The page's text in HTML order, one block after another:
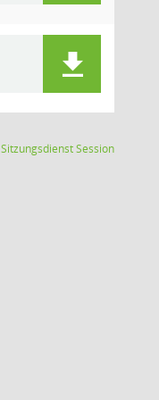
SitzungsdienstSession(Wird in